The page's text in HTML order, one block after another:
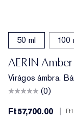
50 ml 100
AERIN
Virágos ámbra.
(0)
Ft57,700.00